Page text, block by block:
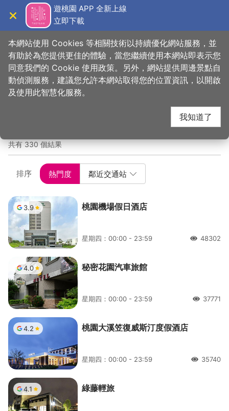
主
遊桃園 APP 全新上線
立即下載
首頁 > 想去的地方 > 住宿
旅館與民宿
共有 330 個結果
排序 熱門度 鄰近交通站
3.9 桃園機場假日酒店
星期四：00:00 - 23:59 人氣48302
4.0 秘密花園汽車旅館
星期四：00:00 - 23:59 人氣37771
4.2 桃園大溪笠復威斯汀度假酒店
星期四：00:00 - 23:59 人氣35740
4.1 綠藤輕旅
本網站使用 Cookies 等相關技術以持續優化網站服務，並
有助於為您提供更佳的體驗，當您繼續使用本網站即表示您
同意我們的 Cookie 使用政策。另外，網站提供周邊景點自
動偵測服務，建議您允許本網站取得您的位置資訊，以開啟
及使用此智慧化服務。
我知道了